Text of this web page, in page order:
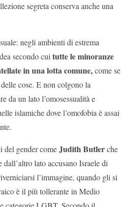
segreta conserva anche una
negli ambienti di estrema
secondo cui tutte le minoranze
in una lotta comune,come se
cose. E non colgono la
da un lato l’omosessualità e
islamiche dove l’omofobia è assai
del gender comeJudith Butlerche
lato accusano Israele di
l’immagine, quando gli si
è il più tollerante in Medio